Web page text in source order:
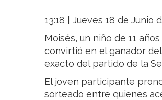
13:18 | Jueves 18 de
Moisés, un niño de 11
convirtió en el ganador
exacto del partido de la
El joven participante
sorteado entre quienes